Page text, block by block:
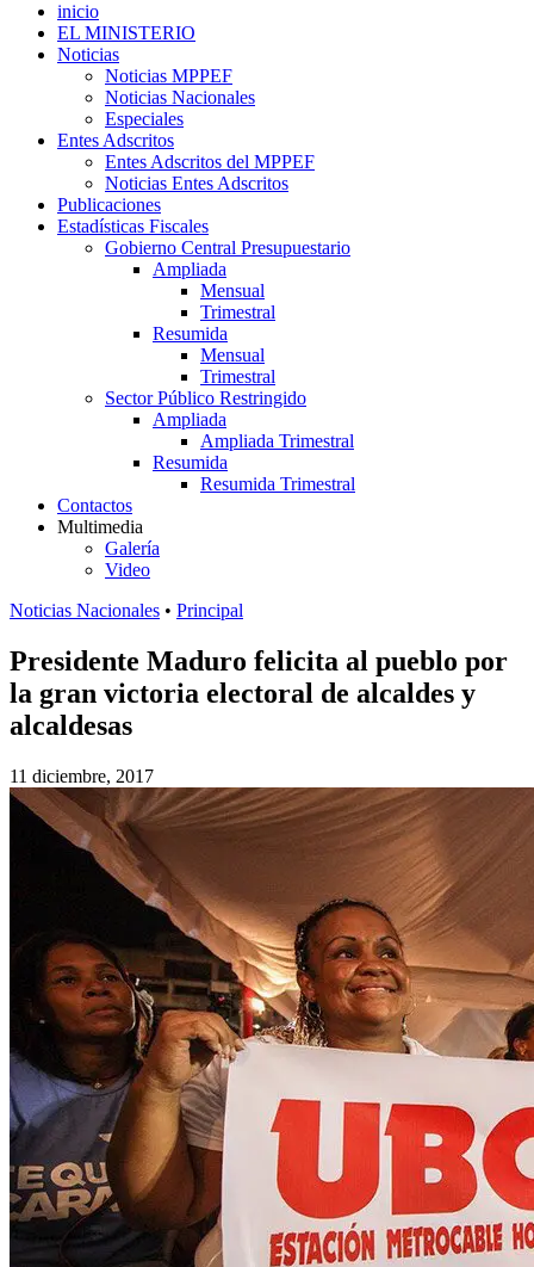
inicio
EL MINISTERIO
Noticias
Noticias MPPEF
Noticias Nacionales
Especiales
Entes Adscritos
Entes Adscritos del MPPEF
Noticias Entes Adscritos
Publicaciones
Estadísticas Fiscales
Gobierno Central Presupuestario
Ampliada
Mensual
Trimestral
Resumida
Mensual
Trimestral
Sector Público Restringido
Ampliada
Ampliada Trimestral
Resumida
Resumida Trimestral
Contactos
Multimedia
Galería
Video
Noticias Nacionales • Principal
Presidente Maduro felicita al pueblo por
la gran victoria electoral de alcaldes y
alcaldesas
11 diciembre, 2017